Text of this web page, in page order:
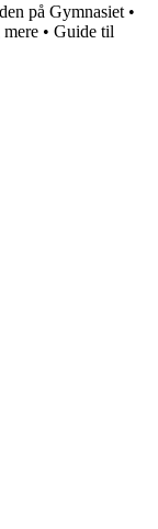
på Gymnasiet •
• Guide til